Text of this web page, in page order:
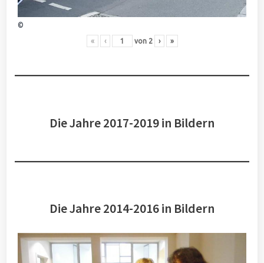
©
« ‹ von 2 › »
Die Jahre 2017-2019 in Bildern
Die Jahre 2014-2016 in Bildern